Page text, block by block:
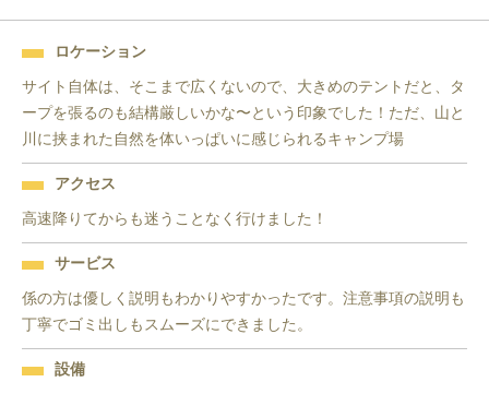
ロケーション
サイト自体は、そこまで広くないので、大きめのテントだと、タ
ープを張るのも結構厳しいかな〜という印象でした！ただ、山と
川に挟まれた自然を体いっぱいに感じられるキャンプ場
アクセス
高速降りてからも迷うことなく行けました！
サービス
係の方は優しく説明もわかりやすかったです。注意事項の説明も
丁寧でゴミ出しもスムーズにできました。
設備